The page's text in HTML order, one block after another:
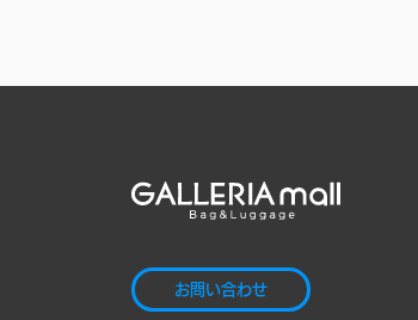
お問い合わせ